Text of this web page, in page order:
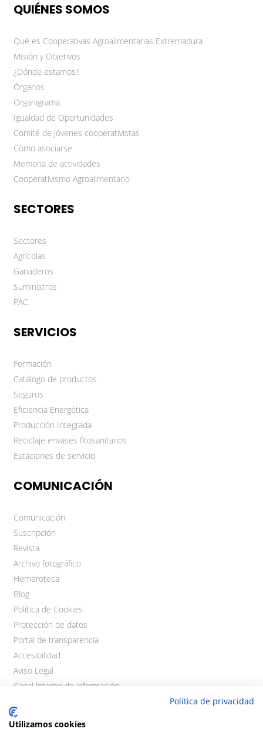
QUIÉNES SOMOS
Qué es Cooperativas Agroalimentarias Extremadura
Misión y Objetivos
¿Dónde estamos?
Órganos
Organigrama
Igualdad de Oportunidades
Comité de jóvenes cooperativistas
Cómo asociarse
Memoria de actividades
Cooperativismo Agroalimentario
SECTORES
Sectores
Agrícolas
Ganaderos
Suministros
PAC
SERVICIOS
Formación
Catálogo de productos
Seguros
Eficiencia Energética
Producción Integrada
Reciclaje envases fitosanitarios
Estaciones de servicio
COMUNICACIÓN
Comunicación
Suscripción
Revista
Archivo fotográfico
Hemeroteca
Blog
Política de Cookies
Protección de datos
Portal de transparencia
Accesibilidad
Aviso Legal
Canal interno de información
Política de privacidad
Utilizamos cookies